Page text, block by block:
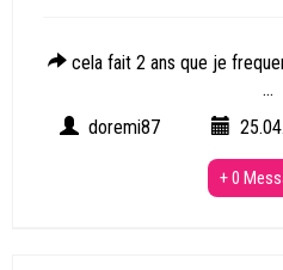
cela fait 2 ans que je
...
doremi87
+ 0